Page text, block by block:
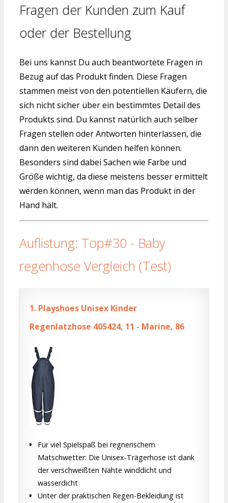
Fragen der Kunden zum Kauf
oder der Bestellung
Bei uns kannst Du auch beantwortete Fragen in
Bezug auf das Produkt finden. Diese Fragen
stammen meist von den potentiellen Käufern, die
sich nicht sicher über ein bestimmtes Detail des
Produkts sind. Du kannst natürlich auch selber
Fragen stellen oder Antworten hinterlassen, die
dann den weiteren Kunden helfen können.
Besonders sind dabei Sachen wie Farbe und
Größe wichtig, da diese meistens besser ermittelt
werden können, wenn man das Produkt in der
Hand hält.
Auflistung: Top#30 - Baby
regenhose Vergleich (Test)
1. Playshoes Unisex Kinder
Regenlatzhose 405424, 11 - Marine, 86
Für viel Spielspaß bei regnerischem
Matschwetter: Die Unisex-Trägerhose ist dank
der verschweißten Nähte winddicht und
wasserdicht
Unter der praktischen Regen-Bekleidung ist